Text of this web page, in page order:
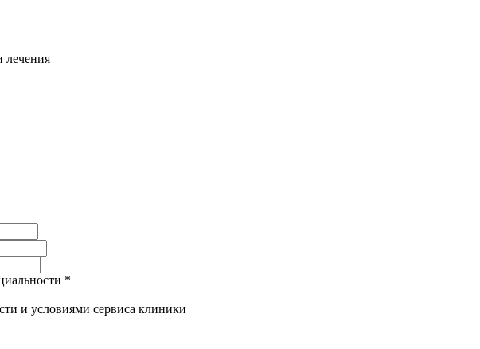
лечения
*
и условиями сервиса клиники